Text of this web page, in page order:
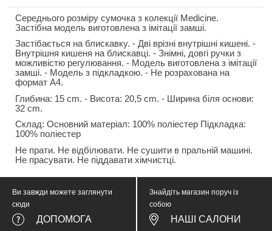
Середнього розміру сумочка з колекції Medicine.
Застібна модель виготовлена з імітації замші.
Застібається на блискавку. - Дві врізні внутрішні кишені. -
Внутрішня кишеня на блискавці. - Знімні, довгі ручки з
можливістю регулювання. - Модель виготовлена з імітації
замші. - Модель з підкладкою. - Не розрахована на
формат А4.
Глибина: 15 cm. - Висота: 20,5 cm. - Ширина біля основи:
32 cm.
Склад: Основний матеріал: 100% поліестер Підкладка:
100% поліестер
Не прати. Не відбілювати. Не сушити в пральній машині.
Не прасувати. Не піддавати хімчистці.
Ви завжди можете заглянути
сюди
ДОПОМОГА
Знайдіть магазин поруч із
собою
НАШІ САЛОНИ